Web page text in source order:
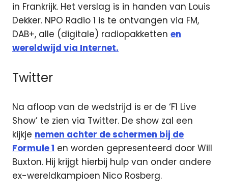
in Frankrijk. Het verslag is in handen van Louis
Dekker. NPO Radio 1 is te ontvangen via FM,
DAB+, alle (digitale) radiopakketten en
wereldwijd via Internet.
Twitter
Na afloop van de wedstrijd is er de ‘F1 Live
Show’ te zien via Twitter. De show zal een
kijkje nemen achter de schermen bij de
Formule 1 en worden gepresenteerd door Will
Buxton. Hij krijgt hierbij hulp van onder andere
ex-wereldkampioen Nico Rosberg.